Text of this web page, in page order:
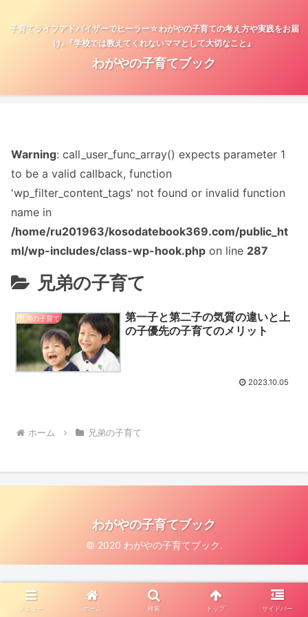
子育てライフアドバイザーでヒーラー☆わがやの子育ての考え方や実践をお届
け♪『学校では教えてくれないママとして大切なこと』
わがやの子育てブック
Warning: call_user_func_array() expects parameter 1
to be a valid callback, function
'wp_filter_content_tags' not found or invalid function
name in
/home/ru201963/kosodatebook369.com/public_ht
ml/wp-includes/class-wp-hook.php on line 287
兄弟の子育て
兄弟の子育て
第一子と第二子の気質の違いと上
の子優先の子育てのメリット
2023.10.05
ホーム 兄弟の子育て
わがやの子育てブック
© 2020 わがやの子育てブック.
メニュー ホーム 検索 トップ サイドバー